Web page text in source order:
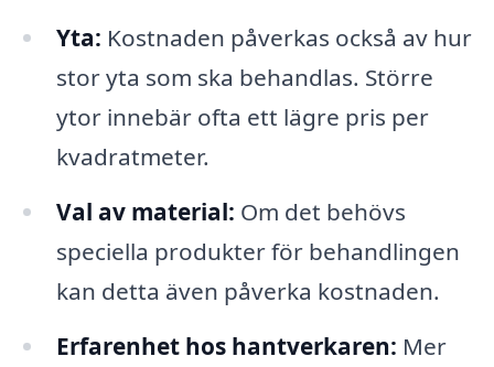
Yta: Kostnaden påverkas också av hur
stor yta som ska behandlas. Större
ytor innebär ofta ett lägre pris per
kvadratmeter.
Val av material: Om det behövs
speciella produkter för behandlingen
kan detta även påverka kostnaden.
Erfarenhet hos hantverkaren: Mer